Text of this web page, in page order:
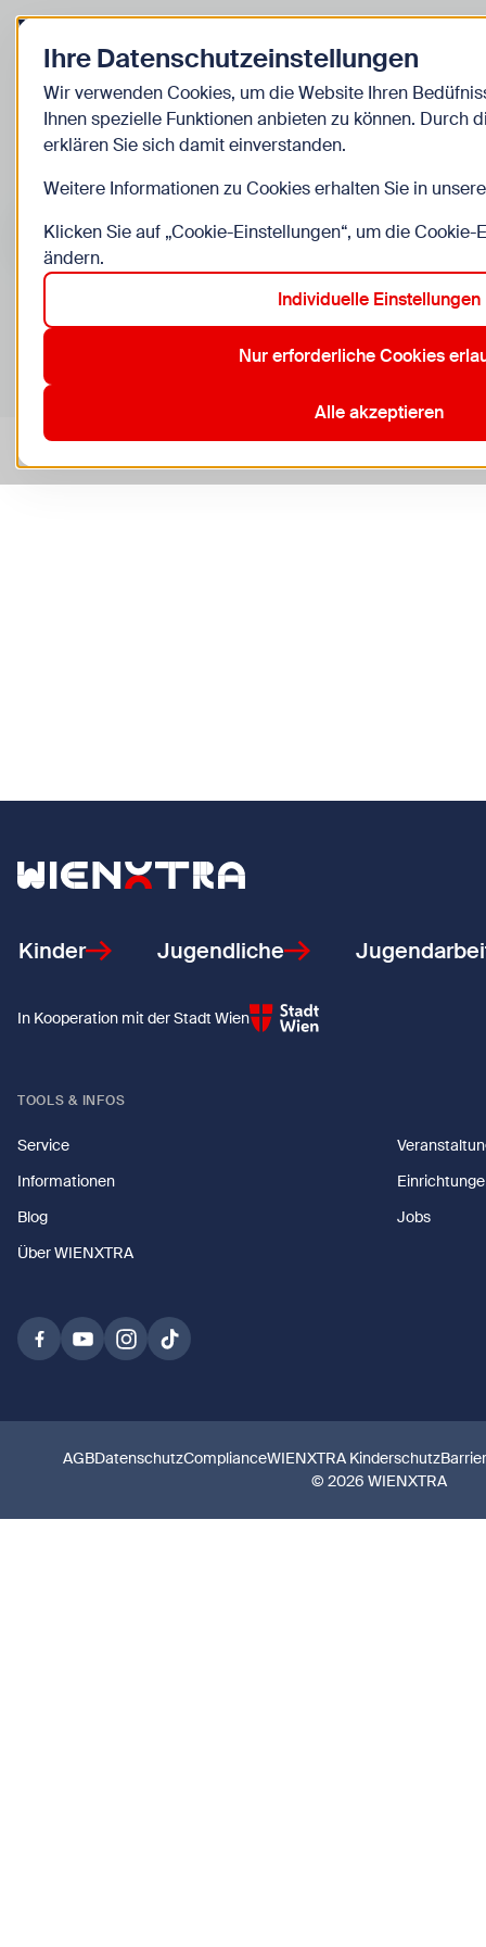
Zurück zur Startseite
Kinder
Veranstaltungen in Wien im Bereich “Kinder”
Aktive Filter:
11. Simmering
Zurück zur Startseite
Kinder Jugendliche
In Kooperation mit der Stadt Wien
TOOLS & INFOS
Service
Informationen
Blog
Jobs
Über WIENXTRA
© 2026 WIENXTRA
AGBDatenschutzComplianceWIENXTRA Kinderschutz
Ihre Datenschutzeinstellungen
Wir verwenden Cookies, um die Website Ihren
Ihnen spezielle Funktionen anbieten zu können. Durch
erklären Sie sich damit einverstanden.
Weitere Informationen zu Cookies erhalten Sie in
Klicken Sie auf „Cookie-Einstellungen“, um die
ändern.
Individuelle Einstellungen
Nur erforderliche Cookies
Alle akzeptieren